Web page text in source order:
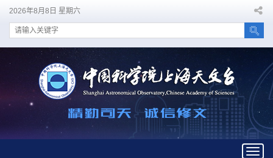
2026年8月8日 星期六